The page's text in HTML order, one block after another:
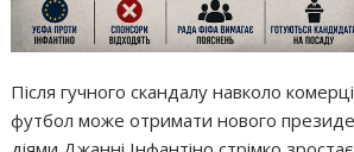
Після гучного скандалу навколо
футбол може отримати нового